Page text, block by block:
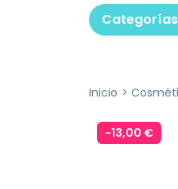
Categorías
Inicio
-13,00 €